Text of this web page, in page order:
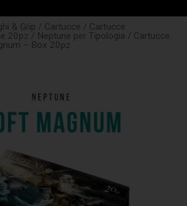
& Grip / Cartucce / Cartucce
20pz / Neptune per Tipologia / Cartucce
– Box 20pz